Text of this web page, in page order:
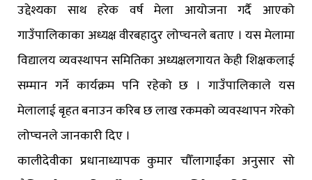
उद्देश्यका साथ हरेक वर्ष मेला आयोजना गर्दै आएको
गाउँपालिकाका अध्यक्ष वीरबहादुर लोप्चनले बताए । यस मेलामा
विद्यालय व्यवस्थापन समितिका अध्यक्षलगायत केही शिक्षकलाई
सम्मान गर्ने कार्यक्रम पनि रहेको छ । गाउँपालिकाले यस
मेलालाई बृहत बनाउन करिब छ लाख रकमको व्यवस्थापन गरेको
लोप्चनले जानकारी दिए ।
कालीदेवीका प्रधानाध्यापक कुमार चौँलागाईंका अनुसार सो